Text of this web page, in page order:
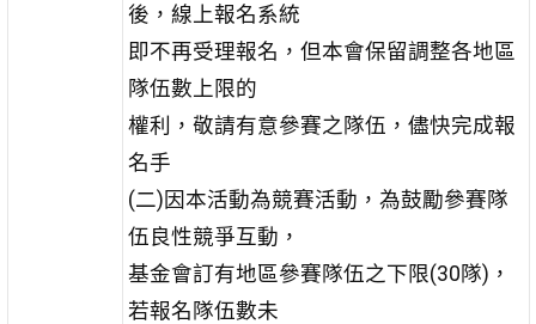
後，線上報名系統
即不再受理報名，但本會保留調整各地區
隊伍數上限的
權利，敬請有意參賽之隊伍，儘快完成報
名手
(二)因本活動為競賽活動，為鼓勵參賽隊
伍良性競爭互動，
基金會訂有地區參賽隊伍之下限(30隊)，
若報名隊伍數未